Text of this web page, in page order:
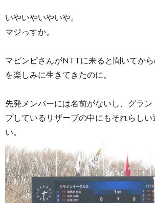
いやいやいやいや。
マジっすか。
マピンピさんがNTTに来ると聞いてか
を楽しみに生きてきたのに。
先発メンバーには名前がないし、グラン
プしているリザーブの中にもそれらし
い。